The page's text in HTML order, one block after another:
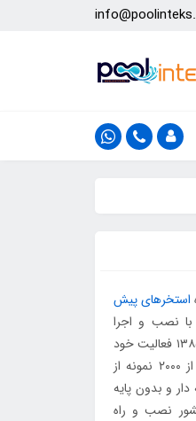
استخرهای پیش
با نصب و اجرا
توسط تیم مجرب میباشد که از سال ۱۳۸۵ فعالیت خود
را آغاز نموده است و تا امروز بیش از ۲۰۰۰ نمونه از
دار و بدون پایه
نصب و راه